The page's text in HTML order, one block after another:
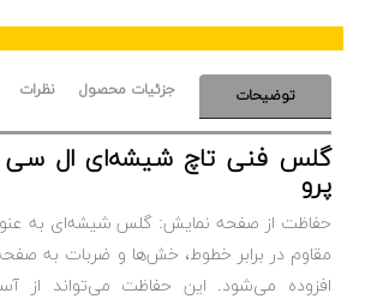
توضیحات جزئیات محصول نظرات
پرو
حفاظت از صفحه نمایش: گلس شیشه‌ای به
مقاوم در برابر خطوط، خش‌ها و ضربات به
افزوده می‌شود. این حفاظت می‌تواند از